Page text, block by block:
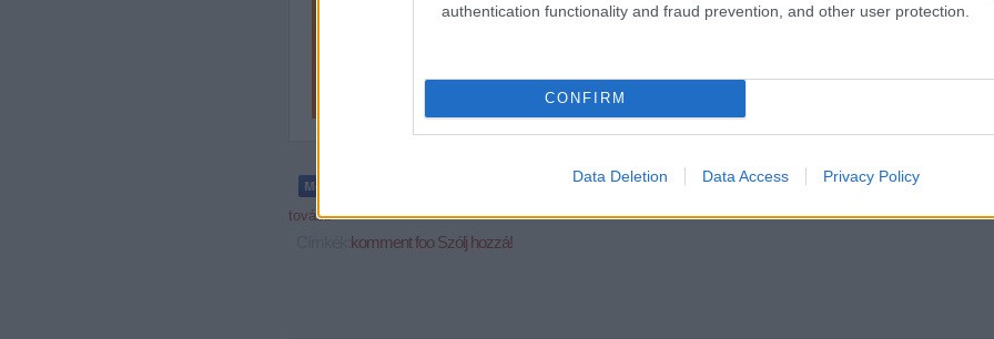
authentication functionality and fraud prevention, and other user protection.
CONFIRM
Data Deletion Data Access Privacy Policy
Tetszik
tovább »
kommentfoo Szólj hozzá!